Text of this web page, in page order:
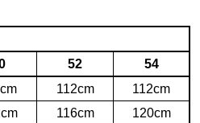
52
54
112cm
112cm
116cm
120cm